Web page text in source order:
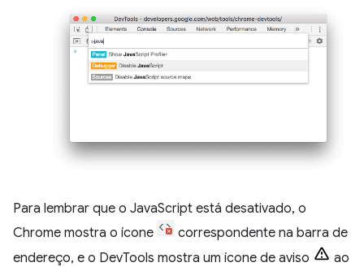
Para lembrar que o JavaScript está desativado, o
Chrome mostra o ícone
correspondente na barra de
endereço, e o DevTools mostra um ícone de aviso
ao